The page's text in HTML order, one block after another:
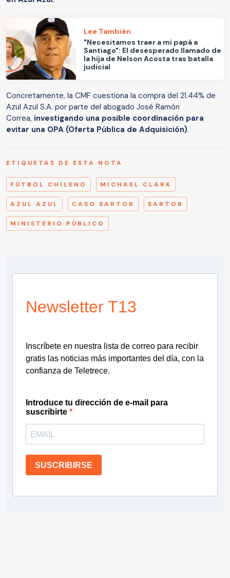
Lee También
"Necesitamos traer a mi papá a
Santiago": El desesperado llamado de
la hija de Nelson Acosta tras batalla
judicial
Concretamente, la CMF cuestiona la compra del 21.44% de
Azul Azul S.A. por parte del abogado José Ramón
Correa, investigando una posible coordinación para
evitar una OPA (Oferta Pública de Adquisición).
ETIQUETAS DE ESTA NOTA
FÚTBOL CHILENO MICHAEL CLARK
AZUL AZUL CASO SARTOR SARTOR
MINISTERIO PÚBLICO
Newsletter T13
Inscríbete en nuestra lista de correo para recibir
gratis las noticias más importantes del día, con la
confianza de Teletrece.
Introduce tu dirección de e-mail para
suscribirte
SUSCRIBIRSE